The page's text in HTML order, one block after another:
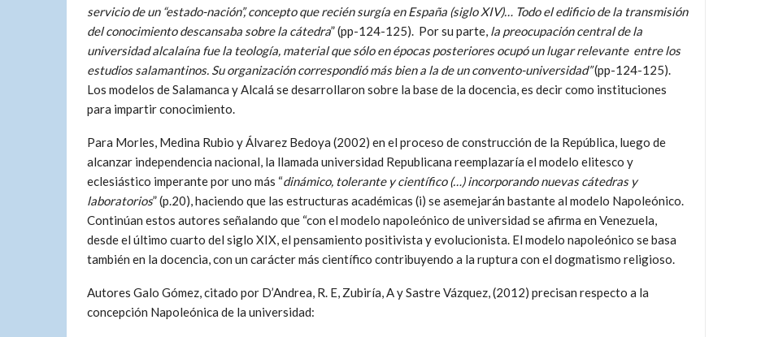
servicio de un “estado-nación”, concepto que recién surgía en España (siglo XIV)… Todo el edificio de la transmisión
del conocimiento descansaba sobre la cátedra” (pp-124-125). Por su parte, la preocupación central de la
universidad alcalaína fue la teología, material que sólo en épocas posteriores ocupó un lugar relevante entre los
estudios salamantinos. Su organización correspondió más bien a la de un convento-universidad”(pp-124-125).
Los modelos de Salamanca y Alcalá se desarrollaron sobre la base de la docencia, es decir como instituciones
para impartir conocimiento.
Para Morles, Medina Rubio y Álvarez Bedoya (2002) en el proceso de construcción de la República, luego de
alcanzar independencia nacional, la llamada universidad Republicana reemplazaría el modelo elitesco y
eclesiástico imperante por uno más “dinámico, tolerante y científico (…) incorporando nuevas cátedras y
laboratorios” (p.20), haciendo que las estructuras académicas (i) se asemejarán bastante al modelo Napoleónico.
Continúan estos autores señalando que “con el modelo napoleónico de universidad se afirma en Venezuela,
desde el último cuarto del siglo XIX, el pensamiento positivista y evolucionista. El modelo napoleónico se basa
también en la docencia, con un carácter más científico contribuyendo a la ruptura con el dogmatismo religioso.
Autores Galo Gómez, citado por D’Andrea, R. E, Zubiría, A y Sastre Vázquez, (2012) precisan respecto a la
concepción Napoleónica de la universidad: